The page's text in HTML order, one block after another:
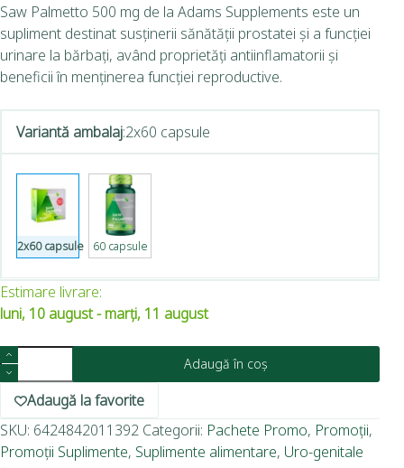
Saw Palmetto 500 mg de la Adams Supplements este un
supliment destinat susținerii sănătății prostatei și a funcției
urinare la bărbați, având proprietăți antiinflamatorii și
beneficii în menținerea funcției reproductive.
Variantă ambalaj:2x60 capsule
2x60 capsule 60 capsule
Estimare livrare:
luni, 10 august - marți, 11 august
Adaugă în coș
Adaugă la favorite
SKU: 6424842011392 Categorii: Pachete Promo, Promoții,
Promoții Suplimente, Suplimente alimentare, Uro-genitale